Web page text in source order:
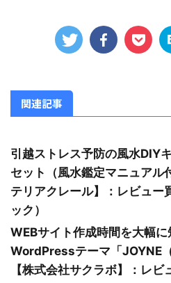
関連記事
引越ストレス予防の風水DIY
セット（風水鑑定マニュアル
テリアクレール】：レビュー
ック）
WEBサイト作成時間を大幅に
WordPressテーマ「JOYNE
【株式会社サクラボ】：レ